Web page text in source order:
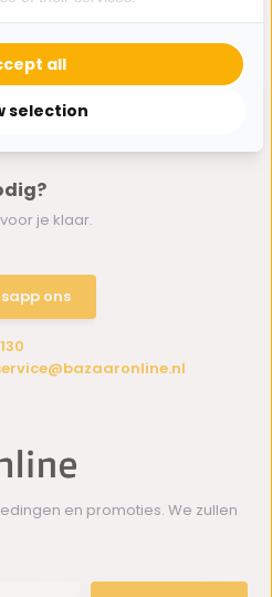
je klaar.
ons
en promoties. We zullen
selection
all